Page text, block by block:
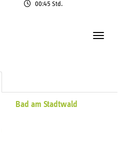
00:45 Std.
Bad am Stadtwald